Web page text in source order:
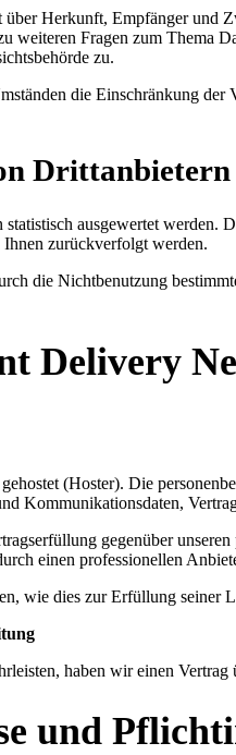
Herkunft, Empfänger und
Fragen zum Thema
zu.
die Einschränkung
Drittanbietern
ausgewertet
zurückverfolgt werden.
die Nichtbenutzung
Delivery
(Hoster). Die
Kommunikationsdaten,
gegenüber
einen professionellen
wie dies zur Erfüllung seiner
haben wir einen
und